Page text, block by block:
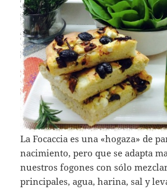
La Focaccia es una «hogaza» de
nacimiento, pero que se adapta
nuestros fogones con sólo
principales, agua, harina, sal y